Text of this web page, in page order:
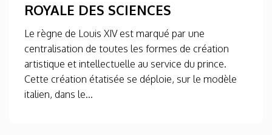
ROYALE DES SCIENCES
Le règne de Louis XIV est marqué par une
centralisation de toutes les formes de création
artistique et intellectuelle au service du prince.
Cette création étatisée se déploie, sur le modèle
italien, dans le...